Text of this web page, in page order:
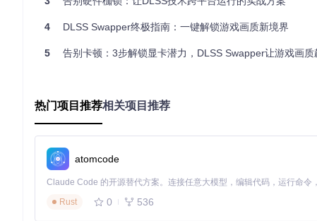
场景化配置：三步开启你的DLSS指示器
场景选择：我应该用哪种模式？
分步操作指南
第一步：进入设置界面
启动DLSS Swapper应用
在弹出菜单中选择"设置"选项
成功验证标准：进入设置页面，能看到"Show On Screen
第二步：配置指示器模式
4 DLSS Swapper终极指南：一键解锁游戏画质新境界
5 告别卡顿：3步解锁显卡潜力，DLSS Swapper让游戏画质
热门项目推荐相关项目推荐
atomcode
Rust
0 536